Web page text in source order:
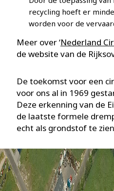
recycling hoeft er
worden voor de
Meer over ‘Nederland
de website van de
De toekomst voor een
voor ons al in 1969
Deze erkenning van de
de laatste formele
echt als grondstof te